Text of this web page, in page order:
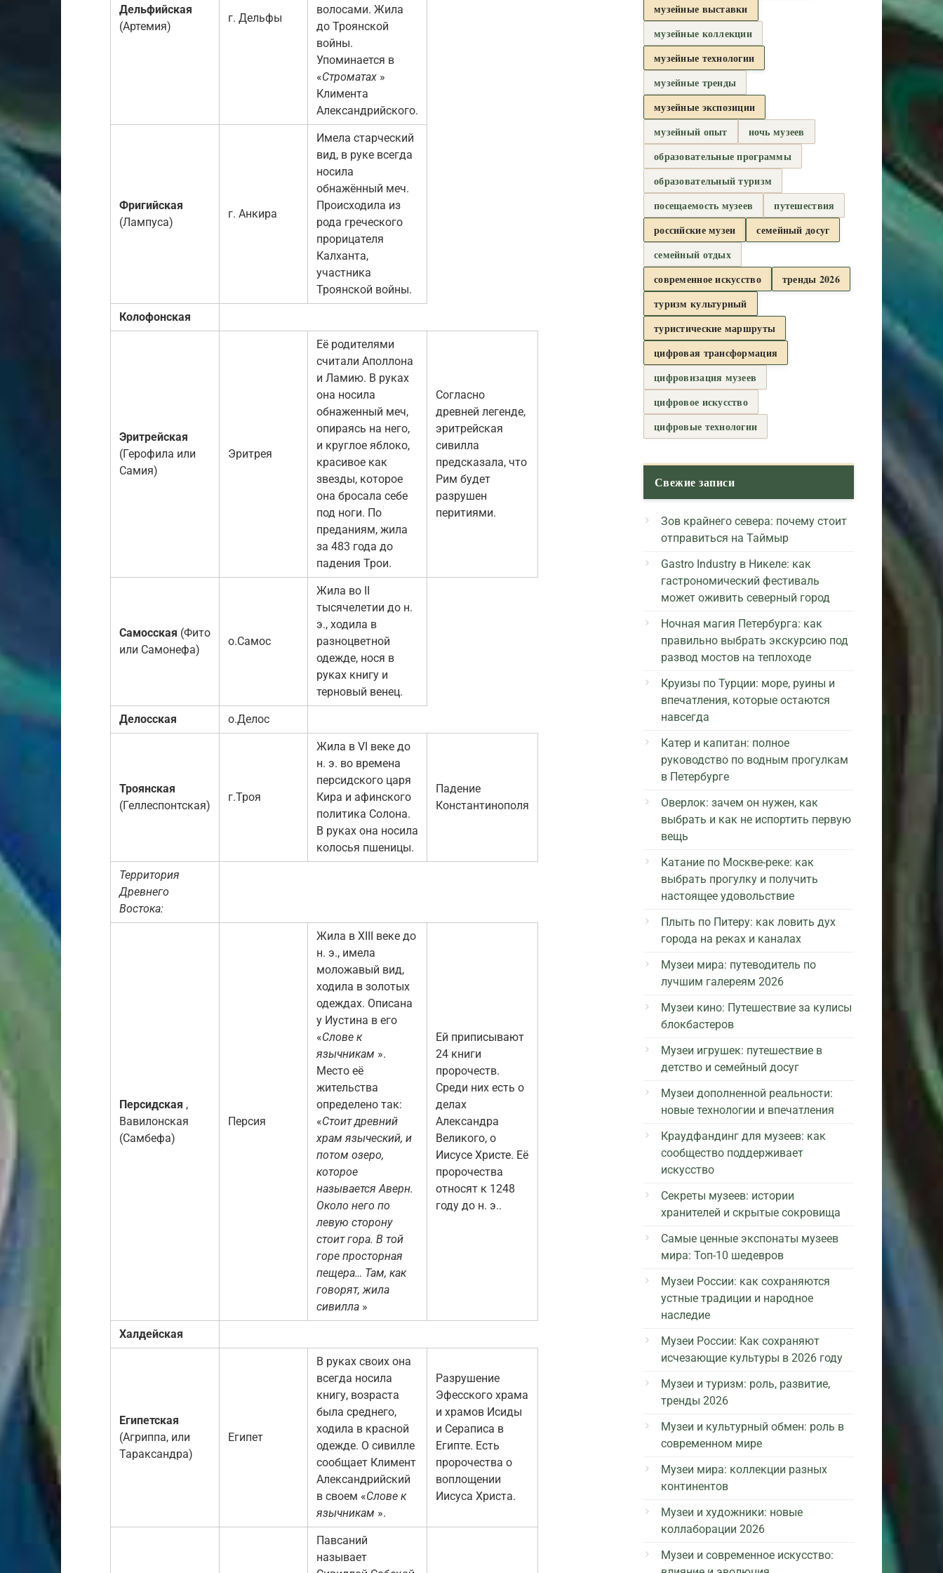
Дельфийская
(Артемия)
г. Дельфы
волосами. Жила
до Троянской
войны.
Упоминается в
«Строматах »
Климента
Александрийского.
Фригийская
(Лампуса)
г. Анкира
Имела старческий
вид, в руке всегда
носила
обнажённый меч.
Происходила из
рода греческого
прорицателя
Калханта,
участника
Троянской войны.
Колофонская
Эритрейская
(Герофила или
Самия)
Эритрея
Её родителями
считали Аполлона
и Ламию. В руках
она носила
обнаженный меч,
опираясь на него,
и круглое яблоко,
красивое как
звезды, которое
она бросала себе
под ноги. По
преданиям, жила
за 483 года до
падения Трои.
Согласно
древней легенде,
эритрейская
сивилла
предсказала, что
Рим будет
разрушен
перитиями.
Самосская (Фито
или Самонефа)
о.Самос
Жила во II
тысячелетии до н.
э., ходила в
разноцветной
одежде, нося в
руках книгу и
терновый венец.
Делосская о.Делос
Троянская
(Геллеспонтская)
г.Троя
Жила в VI веке до
н. э. во времена
персидского царя
Кира и афинского
политика Солона.
В руках она носила
колосья пшеницы.
Падение
Константинополя
Территория
Древнего
Востока:
Персидская ,
Вавилонская
(Самбефа)
Персия
Жила в XIII веке до
н. э., имела
моложавый вид,
ходила в золотых
одеждах. Описана
у Иустина в его
«Слове к
язычникам ».
Место её
жительства
определено так:
«Стоит древний
храм языческий, и
потом озеро,
которое
называется Аверн.
Около него по
левую сторону
стоит гора. В той
горе просторная
пещера… Там, как
говорят, жила
сивилла »
Ей приписывают
24 книги
пророчеств.
Среди них есть о
делах
Александра
Великого, о
Иисусе Христе. Её
пророчества
относят к 1248
году до н. э..
Халдейская
Египетская
(Агриппа, или
Тараксандра)
Египет
В руках своих она
всегда носила
книгу, возраста
была среднего,
ходила в красной
одежде. О сивилле
сообщает Климент
Александрийский
в своем «Слове к
язычникам ».
Разрушение
Эфесского храма
и храмов Исиды
и Сераписа в
Египте. Есть
пророчества о
воплощении
Иисуса Христа.
Павсаний
называет
музейные выставки
музейные коллекции
музейные технологии
музейные тренды
музейные экспозиции
музейный опыт
ночь музеев
образовательные программы
образовательный туризм
посещаемость музеев
путешествия
российские музеи
семейный досуг
семейный отдых
современное искусство
тренды 2026
туризм культурный
туристические маршруты
цифровая трансформация
цифровизация музеев
цифровое искусство
цифровые технологии
Свежие записи
Зов крайнего севера: почему стоит
отправиться на Таймыр
Gastro Industry в Никеле: как
гастрономический фестиваль
может оживить северный город
Ночная магия Петербурга: как
правильно выбрать экскурсию под
развод мостов на теплоходе
Круизы по Турции: море, руины и
впечатления, которые остаются
навсегда
Катер и капитан: полное
руководство по водным прогулкам
в Петербурге
Оверлок: зачем он нужен, как
выбрать и как не испортить первую
вещь
Катание по Москве-реке: как
выбрать прогулку и получить
настоящее удовольствие
Плыть по Питеру: как ловить дух
города на реках и каналах
Музеи мира: путеводитель по
лучшим галереям 2026
Музеи кино: Путешествие за кулисы
блокбастеров
Музеи игрушек: путешествие в
детство и семейный досуг
Музеи дополненной реальности:
новые технологии и впечатления
Краудфандинг для музеев: как
сообщество поддерживает
искусство
Секреты музеев: истории
хранителей и скрытые сокровища
Самые ценные экспонаты музеев
мира: Топ-10 шедевров
Музеи России: как сохраняются
устные традиции и народное
наследие
Музеи России: Как сохраняют
исчезающие культуры в 2026 году
Музеи и туризм: роль, развитие,
тренды 2026
Музеи и культурный обмен: роль в
современном мире
Музеи мира: коллекции разных
континентов
Музеи и художники: новые
коллаборации 2026
Музеи и современное искусство: